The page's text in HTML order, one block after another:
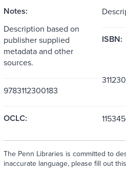
Notes:
Description based on
publisher supplied
metadata and other
sources.
ISBN:
9783112300183
OCLC:
The Penn Libraries is committed to
inaccurate language, please fill out this